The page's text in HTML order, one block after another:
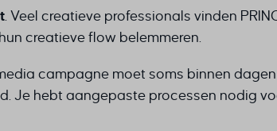
. Veel creatieve professionals vinden
creatieve flow belemmeren.
campagne moet soms binnen dagen
Je hebt aangepaste processen nodig